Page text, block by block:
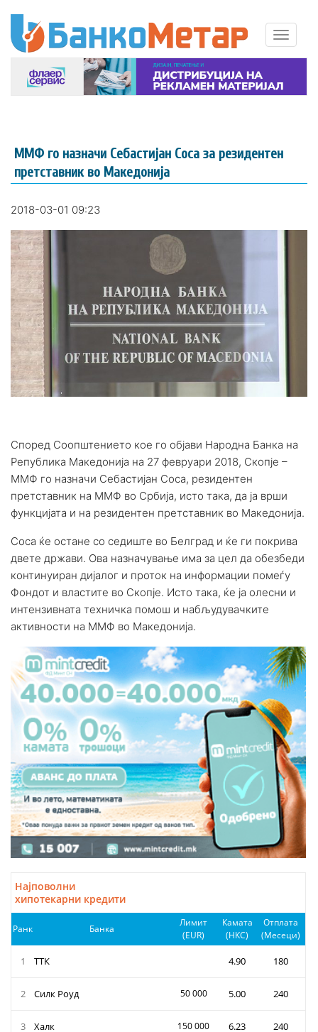
ММФ го назначи Себастијан Соса за резидентен
претставник во Македонија
2018-03-01 09:23
Според Соопштението кое го објави Народна Банка на
Република Македонија на 27 февруари 2018, Скопје –
ММФ го назначи Себастијан Соса, резидентен
претставник на ММФ во Србија, исто така, да ја врши
функцијата и на резидентен претставник во Македонија.
Соса ќе остане со седиште во Белград и ќе ги покрива
двете држави. Ова назначување има за цел да обезбеди
континуиран дијалог и проток на информации помеѓу
Фондот и властите во Скопје. Исто така, ќе ја олесни и
интензивната техничка помош и набљудувачките
активности на ММФ во Македонија.